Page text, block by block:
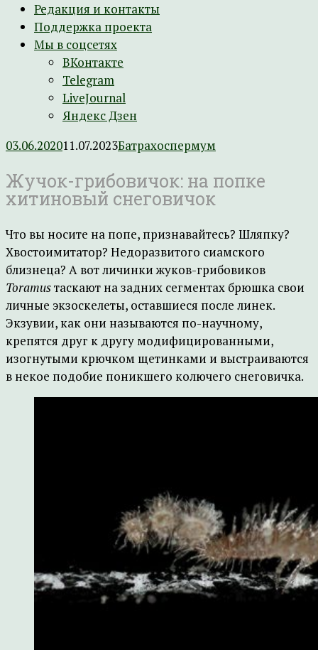
Редакция и контакты
Поддержка проекта
Мы в соцсетях
ВКонтакте
Telegram
LiveJournal
Яндекс Дзен
03.06.202011.07.2023Батрахоспермум
Жучок-грибовичок: на попке
хитиновый снеговичок
Что вы носите на попе, признавайтесь? Шляпку?
Хвостоимитатор? Недоразвитого сиамского
близнеца? А вот личинки жуков-грибовиков
Toramusтаскают на задних сегментах брюшка свои
личные экзоскелеты, оставшиеся после линек.
Экзувии, как они называются по-научному,
крепятся друг к другу модифицированными,
изогнутыми крючком щетинками и выстраиваются
в некое подобие поникшего колючего снеговичка.